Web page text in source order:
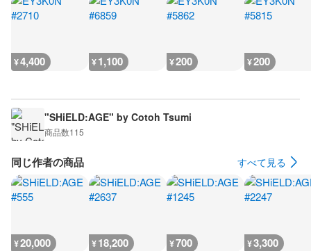
¥4,400 ¥1,100 ¥200 ¥200
"SHiELD:AGE" by Cotoh Tsumi
商品数115
同じ作者の商品 すべて見る
¥20,000 ¥18,200 ¥700 ¥3,300